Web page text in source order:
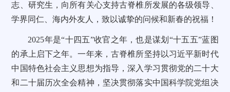
志、研究生，向所有关心支持古脊椎所发展的各级领导、
学界同仁、海内外友人，致以诚挚的问候和新春的祝福！
2025年是“十四五”收官之年，也是谋划“十五五”蓝图
的承上启下之年。一年来，古脊椎所坚持以习近平新时代
中国特色社会主义思想为指导，深入学习贯彻党的二十大
和二十届历次全会精神，坚决贯彻落实中国科学院党组决